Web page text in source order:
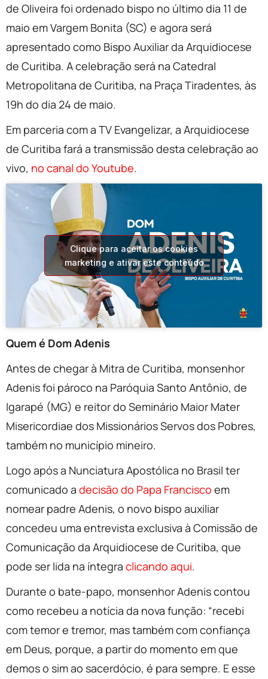
de Oliveira foi ordenado bispo no último dia 11 de
maio em Vargem Bonita (SC) e agora será
apresentado como Bispo Auxiliar da Arquidiocese
de Curitiba. A celebração será na Catedral
Metropolitana de Curitiba, na Praça Tiradentes, às
19h do dia 24 de maio.
Em parceria com a TV Evangelizar, a Arquidiocese
de Curitiba fará a transmissão desta celebração ao
vivo, no canal do Youtube.
Clique para aceitar os cookies
marketing e ativar este conteúdo
Quem é Dom Adenis
Antes de chegar à Mitra de Curitiba, monsenhor
Adenis foi pároco na Paróquia Santo Antônio, de
Igarapé (MG) e reitor do Seminário Maior Mater
Misericordiae dos Missionários Servos dos Pobres,
também no município mineiro.
Logo após a Nunciatura Apostólica no Brasil ter
comunicado a decisão do Papa Francisco em
nomear padre Adenis, o novo bispo auxiliar
concedeu uma entrevista exclusiva à Comissão de
Comunicação da Arquidiocese de Curitiba, que
pode ser lida na íntegra clicando aqui.
Durante o bate-papo, monsenhor Adenis contou
como recebeu a notícia da nova função: “recebi
com temor e tremor, mas também com confiança
em Deus, porque, a partir do momento em que
demos o sim ao sacerdócio, é para sempre. E esse